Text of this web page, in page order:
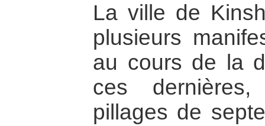
La ville de
plusieurs
au cours de la
ces
pillages de